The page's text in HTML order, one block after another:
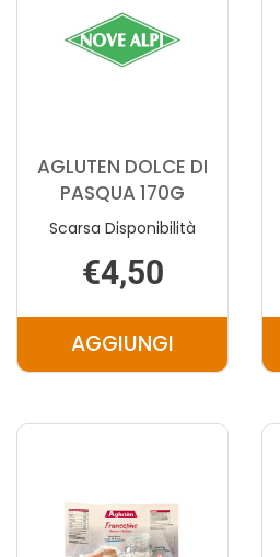
AGLUTEN DOLCE DI
PASQUA 170G
Scarsa Disponibilità
€4,50
AGGIUNGIAGGIUNGI
DI
CARRELLO